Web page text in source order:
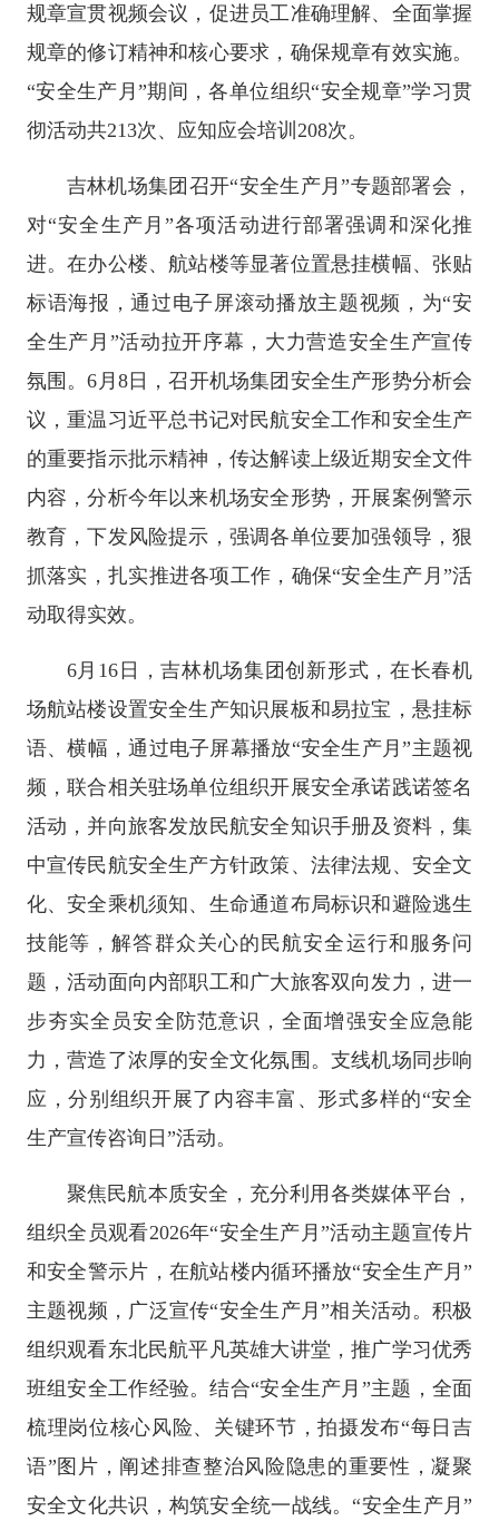
规章宣贯视频会议，促进员工准确理解、全面掌握
规章的修订精神和核心要求，确保规章有效实施。
“安全生产月”期间，各单位组织“安全规章”学习贯
彻活动共213次、应知应会培训208次。
吉林机场集团召开“安全生产月”专题部署会，
对“安全生产月”各项活动进行部署强调和深化推
进。在办公楼、航站楼等显著位置悬挂横幅、张贴
标语海报，通过电子屏滚动播放主题视频，为“安
全生产月”活动拉开序幕，大力营造安全生产宣传
氛围。6月8日，召开机场集团安全生产形势分析会
议，重温习近平总书记对民航安全工作和安全生产
的重要指示批示精神，传达解读上级近期安全文件
内容，分析今年以来机场安全形势，开展案例警示
教育，下发风险提示，强调各单位要加强领导，狠
抓落实，扎实推进各项工作，确保“安全生产月”活
动取得实效。
6月16日，吉林机场集团创新形式，在长春机
场航站楼设置安全生产知识展板和易拉宝，悬挂标
语、横幅，通过电子屏幕播放“安全生产月”主题视
频，联合相关驻场单位组织开展安全承诺践诺签名
活动，并向旅客发放民航安全知识手册及资料，集
中宣传民航安全生产方针政策、法律法规、安全文
化、安全乘机须知、生命通道布局标识和避险逃生
技能等，解答群众关心的民航安全运行和服务问
题，活动面向内部职工和广大旅客双向发力，进一
步夯实全员安全防范意识，全面增强安全应急能
力，营造了浓厚的安全文化氛围。支线机场同步响
应，分别组织开展了内容丰富、形式多样的“安全
生产宣传咨询日”活动。
聚焦民航本质安全，充分利用各类媒体平台，
组织全员观看2026年“安全生产月”活动主题宣传片
和安全警示片，在航站楼内循环播放“安全生产月”
主题视频，广泛宣传“安全生产月”相关活动。积极
组织观看东北民航平凡英雄大讲堂，推广学习优秀
班组安全工作经验。结合“安全生产月”主题，全面
梳理岗位核心风险、关键环节，拍摄发布“每日吉
语”图片，阐述排查整治风险隐患的重要性，凝聚
安全文化共识，构筑安全统一战线。“安全生产月”